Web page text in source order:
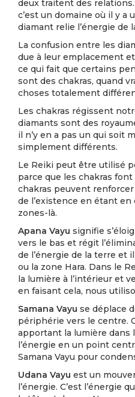
deux traitent des
c’est un domaine où il y a
diamant relie l’énergie de
La confusion entre les
due à leur emplacement
ce qui fait que certains
sont des chakras, quand
choses totalement
Les chakras régissent
diamants sont des
il n’y en a pas un qui soit
simplement différents.
Le Reiki peut être utilisé
parce que les chakras
chakras peuvent
de l’existence en étant en
zones-là.
Apana Vayu signifie
vers le bas et régit
de l’énergie de la terre et
ou la zone Hara. Dans le
la lumière à l’intérieur et
en faisant cela, nous
Samana Vayu se déplace
périphérie vers le centre.
apportant la lumière dans
l’énergie en un point
Samana Vayu pour
Udana Vayu est un
l’énergie. C’est l’énergie